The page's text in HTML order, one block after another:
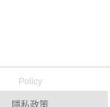
Policy
隱私政策